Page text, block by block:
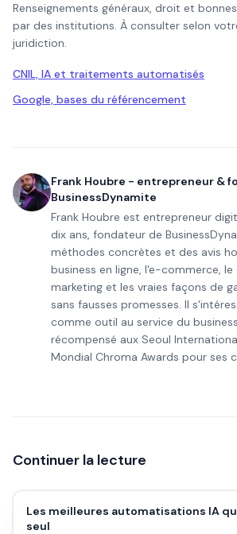
Renseignements généraux, droit et
par des institutions. À consulter selon
juridiction.
CNIL, IA et traitements automatisés
Google, bases du référencement
Frank Houbre - entrepreneur &
BusinessDynamite
Frank Houbre est entrepreneur
dix ans, fondateur de
méthodes concrètes et des avis
business en ligne, l'e-commerce,
marketing et les vraies façons de
sans fausses promesses. Il
comme outil au service du
récompensé aux Seoul
Mondial Chroma Awards pour ses
Continuer la lecture
Les meilleures automatisations IA
seul